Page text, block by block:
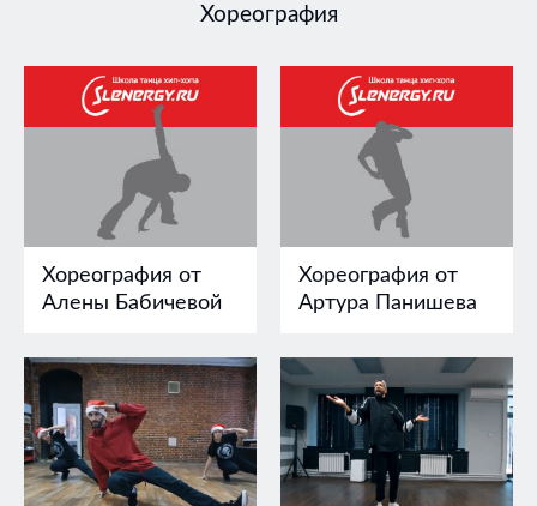
Хореография
Хореография от
Алены Бабичевой
Хореография от
Артура Панишева